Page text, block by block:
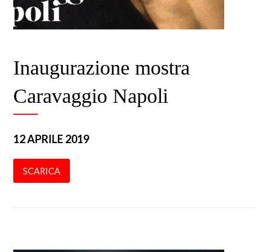
Inaugurazione mostra
Caravaggio Napoli
12 APRILE 2019
SCARICA